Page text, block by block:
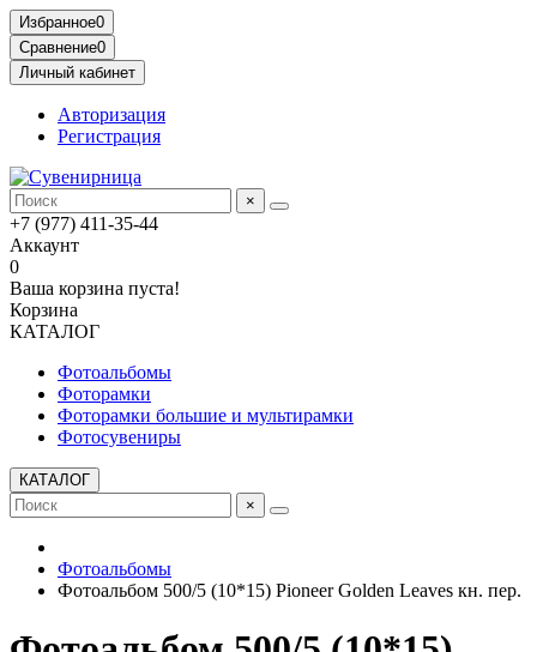
Избранное0
Сравнение0
Личный кабинет
Авторизация
Регистрация
×
+7 (977) 411-35-44
Аккаунт
0
Ваша корзина пуста!
Корзина
КАТАЛОГ
Фотоальбомы
Фоторамки
Фоторамки большие и мультирамки
Фотосувениры
КАТАЛОГ
×
Фотоальбомы
Фотоальбом 500/5 (10*15) Pioneer Golden Leaves кн. пер.